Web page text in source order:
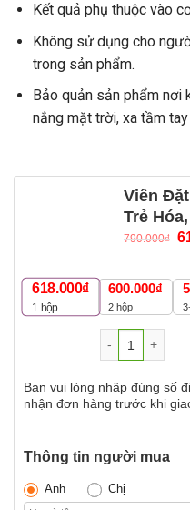
Kết quả phụ thuộc vào
Không sử dụng cho
trong sản phẩm.
Bảo quản sản phẩm nơi
nắng mặt trời, xa tầm tay
Viên
Trẻ
790.000₫
618.000₫
1 hộp
600.000₫
2 hộp
Bạn vui lòng nhập đúng số
nhận đơn hàng trước khi
Thông tin người mua
Anh Chị